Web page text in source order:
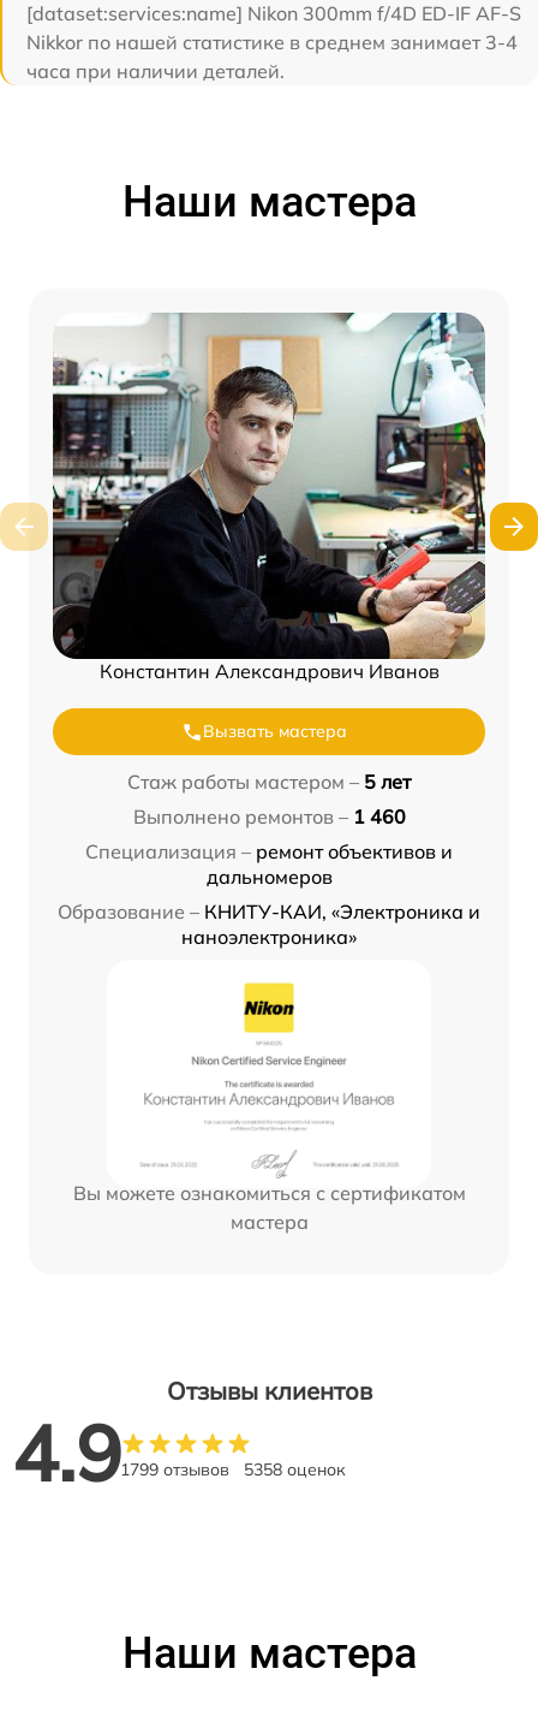
[dataset:services:name] Nikon 300mm f/4D ED-IF AF-S
Nikkor по нашей статистике в среднем занимает 3-4
часа при наличии деталей.
Наши мастера
Константин Александрович Иванов
Вызвать мастера
Стаж работы мастером – 5 лет
Выполнено ремонтов – 1 460
Специализация – ремонт объективов и
дальномеров
Образование – КНИТУ-КАИ, «Электроника и
наноэлектроника»
Вы можете ознакомиться с сертификатом
мастера
Отзывы клиентов
4.91799 отзывов 5358 оценок
Наши мастера